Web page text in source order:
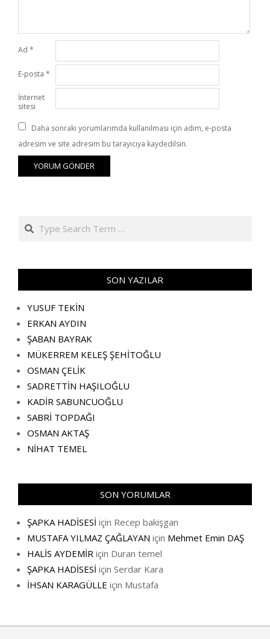
Ad *
E-posta *
İnternet
sitesi
Daha sonraki yorumlarımda kullanılması için adım, e-posta
adresim ve site adresim bu tarayıcıya kaydedilsin.
Search
SON YAZILAR
YUSUF TEKİN
ERKAN AYDIN
ŞABAN BAYRAK
MÜKERREM KELEŞ ŞEHİTOĞLU
OSMAN ÇELİK
SADRETTİN HAŞILOĞLU
KADİR SABUNCUOĞLU
SABRİ TOPDAĞI
OSMAN AKTAŞ
NİHAT TEMEL
SON YORUMLAR
ŞAPKA HADİSESİ için Recep bakişgan
MUSTAFA YILMAZ ÇAĞLAYAN için Mehmet Emin DAŞ
HALİS AYDEMİR için Duran temel
ŞAPKA HADİSESİ için Serdar Kara
İHSAN KARAGÜLLE için Mustafa